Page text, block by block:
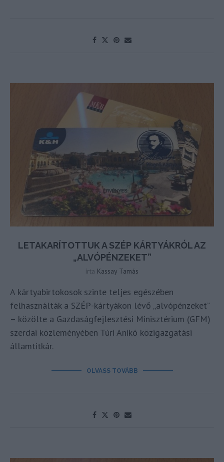
LETAKARÍTOTTUK A SZÉP KÁRTYÁKRÓL AZ
„ALVÓPÉNZEKET”
írta Kassay Tamás
A kártyabirtokosok szinte teljes egészében
felhasználták a SZÉP-kártyákon lévő „alvópénzeket”
– közölte a Gazdaságfejlesztési Minisztérium (GFM)
szerdai közleményében Túri Anikó közigazgatási
államtitkár.
OLVASS TOVÁBB